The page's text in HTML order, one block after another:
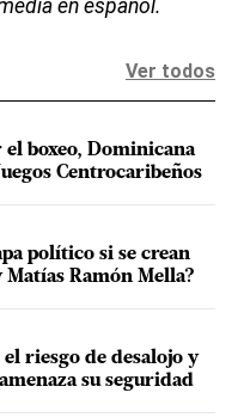
en español.
Ver todos
el boxeo, Dominicana
Centrocaribeños
político si se crean
Ramón Mella?
riesgo de desalojo y
su seguridad